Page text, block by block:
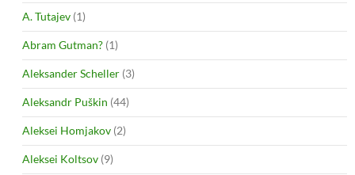
A. Tutajev (1)
Abram Gutman? (1)
Aleksander Scheller (3)
Aleksandr Puškin (44)
Aleksei Homjakov (2)
Aleksei Koltsov (9)